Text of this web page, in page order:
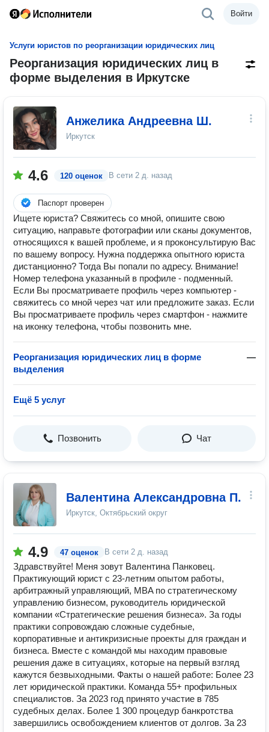
Войти
Услуги юристов по реорганизации юридических лиц
Реорганизация юридических лиц в
форме выделения в Иркутске
Анжелика Андреевна Ш.
Иркутск
4.6 120 оценок В сети 2 д. назад
Паспорт проверен
Ищете юриста? Свяжитесь со мной, опишите свою
ситуацию, направьте фотографии или сканы документов,
относящихся к вашей проблеме, и я проконсультирую Вас
по вашему вопросу. Нужна поддержка опытного юриста
дистанционно? Тогда Вы попали по адресу. Внимание!
Номер телефона указанный в профиле - подменный.
Если Вы просматриваете профиль через компьютер -
свяжитесь со мной через чат или предложите заказ. Если
Вы просматриваете профиль через смартфон - нажмите
на иконку телефона, чтобы позвонить мне.
Реорганизация юридических лиц в форме
выделения
—
Ещё 5 услуг
Позвонить Чат
Валентина Александровна П.
Иркутск, Октябрьский округ
4.9 47 оценок В сети 2 д. назад
Здравствуйте! Меня зовут Валентина Панковец.
Практикующий юрист с 23-летним опытом работы,
арбитражный управляющий, MBA по стратегическому
управлению бизнесом, руководитель юридической
компании «Стратегические решения бизнеса». За годы
практики сопровождаю сложные судебные,
корпоративные и антикризисные проекты для граждан и
бизнеса. Вместе с командой мы находим правовые
решения даже в ситуациях, которые на первый взгляд
кажутся безвыходными. Факты о нашей работе: Более 23
лет юридической практики. Команда 55+ профильных
специалистов. За 2023 год принято участие в 785
судебных делах. Более 1 300 процедур банкротства
завершились освобождением клиентов от долгов. За 23